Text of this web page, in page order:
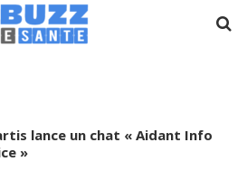
lance un chat « Aidant Info
»